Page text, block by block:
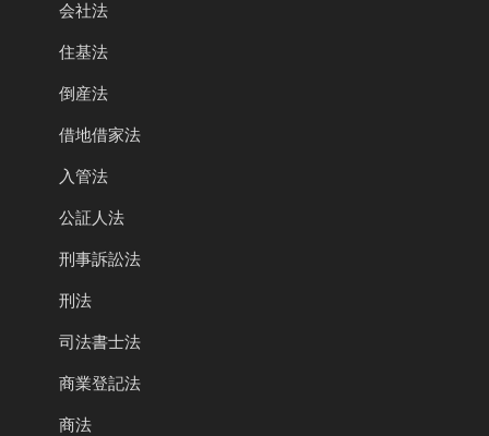
会社法
住基法
倒産法
借地借家法
入管法
公証人法
刑事訴訟法
刑法
司法書士法
商業登記法
商法